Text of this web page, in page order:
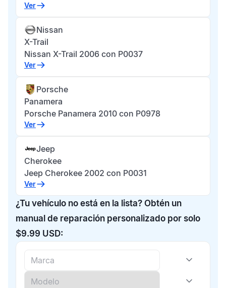
Ver
Nissan
X-Trail
Nissan X-Trail 2006 con P0037
Ver
Porsche
Panamera
Porsche Panamera 2010 con P0978
Ver
Jeep
Cherokee
Jeep Cherokee 2002 con P0031
Ver
¿Tu vehículo no está en la lista? Obtén un
manual de reparación personalizado por solo
$9.99 USD: